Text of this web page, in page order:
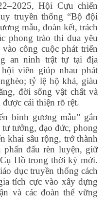
Hội Cựu chiến
truyền thống “Bộ đội
mẫu, đoàn kết, trách
phong trào thi đua yêu
công cuộc phát triển
an ninh trật tự tại địa
viên giúp nhau phát
tỷ lệ hộ khá, giàu
đời sống vật chất và
cải thiện rõ rệt.
binh gương mẫu” gắn
tưởng, đạo đức, phong
khai sâu rộng, trở thành
đấu rèn luyện, giữ
Hồ trong thời kỳ mới.
dục truyền thống cách
tích cực vào xây dựng
và các đoàn thể vững